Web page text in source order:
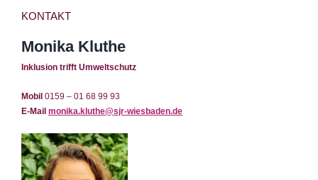
KONTAKT
Monika Kluthe
Inklusion trifft Umweltschutz
Mobil 0159 – 01 68 99 93
E-Mail monika.kluthe@sjr-wiesbaden.de